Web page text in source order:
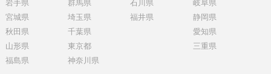
岩手県
宮城県
秋田県
山形県
福島県
群馬県
埼玉県
千葉県
東京都
神奈川県
石川県
福井県
岐阜県
静岡県
愛知県
三重県